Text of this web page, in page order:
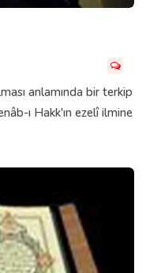
anlamında bir terkip
ı Hakk'ın ezelî ilmine